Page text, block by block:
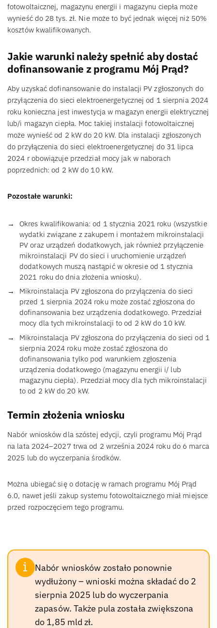
fotowoltaicznej, magazynu energii i magazynu ciepła może
wynieść do 28 tys. zł. Nie może to być jednak więcej niż 50%
kosztów kwalifikowanych.
Jakie warunki należy spełnić aby dostać
dofinansowanie z programu Mój Prąd?
Aby uzyskać dofinansowanie do instalacji PV zgłoszonych do
przyłączenia do sieci elektroenergetycznej od 1 sierpnia 2024
roku konieczna jest inwestycja w magazyn energii elektrycznej
lub/i magazyn ciepła. Moc takiej instalacji fotowoltaicznej
może wynieść od 2 kW do 20 kW. Dla instalacji zgłoszonych
do przyłączenia do sieci elektroenergetycznej do 31 lipca
2024 r obowiązuje przedział mocy jak w naborach
poprzednich: od 2 kW do 10 kW.
Pozostałe warunki:
Okres kwalifikowania: od 1 stycznia 2021 roku (wszystkie
wydatki związane z zakupem i montażem mikroinstalacji
PV oraz urządzeń dodatkowych, jak również przyłączenie
mikroinstalacji PV do sieci i uruchomienie urządzeń
dodatkowych muszą nastąpić w okresie od 1 stycznia
2021 roku do dnia złożenia wniosku).
Mikroinstalacja PV zgłoszona do przyłączenia do sieci
przed 1 sierpnia 2024 roku może zostać zgłoszona do
dofinansowania bez urządzenia dodatkowego. Przedział
mocy dla tych mikroinstalacji to od 2 kW do 10 kW.
Mikroinstalacja PV zgłoszona do przyłączenia do sieci od 1
sierpnia 2024 roku może zostać zgłoszona do
dofinansowania tylko pod warunkiem zgłoszenia
urządzenia dodatkowego (magazynu energii i/ lub
magazynu ciepła). Przedział mocy dla tych mikroinstalacji
to od 2 kW do 20 kW.
Termin złożenia wniosku
Nabór wniosków dla szóstej edycji, czyli programu Mój Prąd
na lata 2024–2027 trwa od 2 września 2024 roku do 6 marca
2025 lub do wyczerpania środków.
Można ubiegać się o dotację w ramach programu Mój Prąd
6.0, nawet jeśli zakup systemu fotowoltaicznego miał miejsce
przed rozpoczęciem tego programu.
Nabór wniosków zostało ponownie
wydłużony – wnioski można składać do 2
sierpnia 2025 lub do wyczerpania
zapasów. Także pula została zwiększona
do 1,85 mld zł.